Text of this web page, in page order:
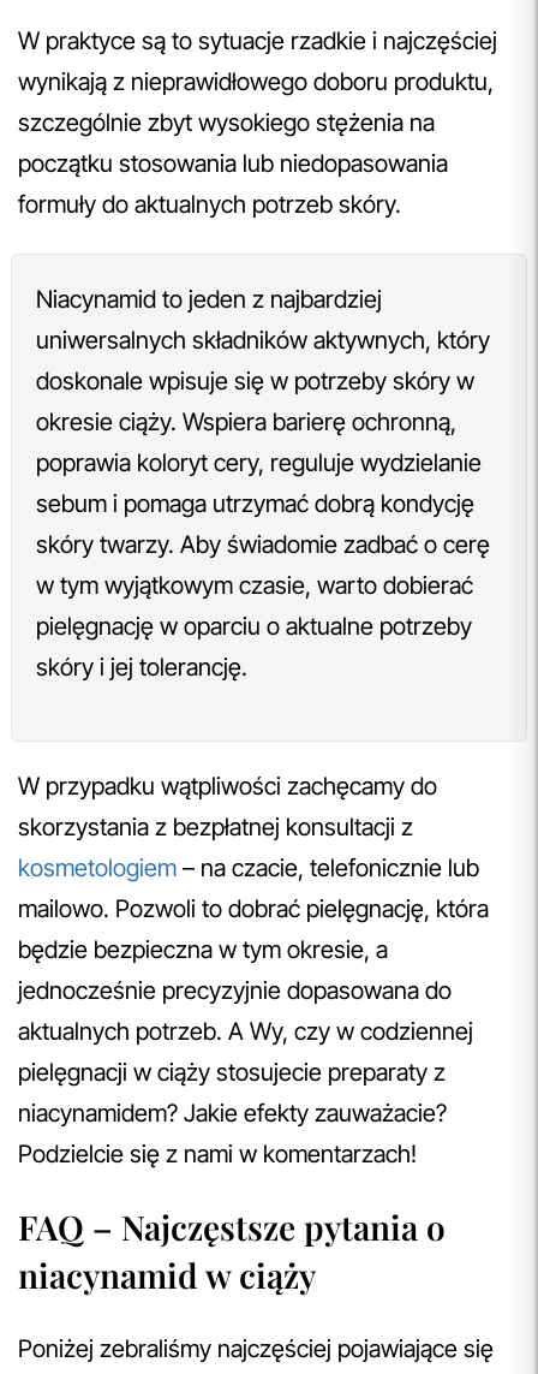
W praktyce są to sytuacje rzadkie i najczęściej
wynikają z nieprawidłowego doboru produktu,
szczególnie zbyt wysokiego stężenia na
początku stosowania lub niedopasowania
formuły do aktualnych potrzeb skóry.
Niacynamid to jeden z najbardziej
uniwersalnych składników aktywnych, który
doskonale wpisuje się w potrzeby skóry w
okresie ciąży. Wspiera barierę ochronną,
poprawia koloryt cery, reguluje wydzielanie
sebum i pomaga utrzymać dobrą kondycję
skóry twarzy. Aby świadomie zadbać o cerę
w tym wyjątkowym czasie, warto dobierać
pielęgnację w oparciu o aktualne potrzeby
skóry i jej tolerancję.
W przypadku wątpliwości zachęcamy do
skorzystania z bezpłatnej konsultacji z
kosmetologiem – na czacie, telefonicznie lub
mailowo. Pozwoli to dobrać pielęgnację, która
będzie bezpieczna w tym okresie, a
jednocześnie precyzyjnie dopasowana do
aktualnych potrzeb. A Wy, czy w codziennej
pielęgnacji w ciąży stosujecie preparaty z
niacynamidem? Jakie efekty zauważacie?
Podzielcie się z nami w komentarzach!
FAQ – Najczęstsze pytania o
niacynamid w ciąży
Poniżej zebraliśmy najczęściej pojawiające się